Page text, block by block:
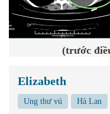
(trước
Elizabeth
Ung thư vú Hà Lan